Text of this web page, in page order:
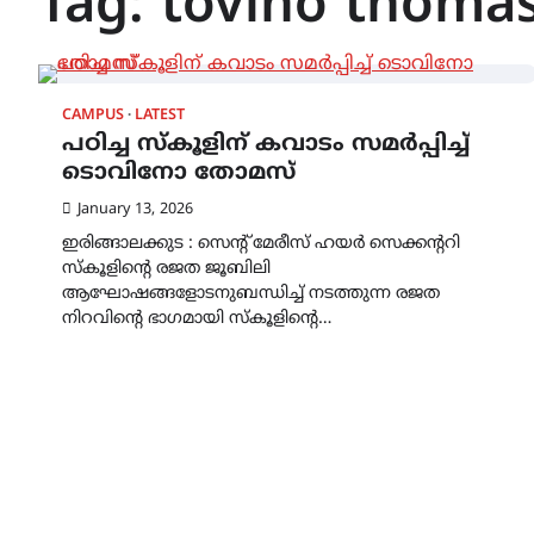
CAMPUS LATEST
പഠിച്ച സ്കൂളിന് കവാടം സമർപ്പിച്ച്
ടൊവിനോ തോമസ്
January 13, 2026
ഇരിങ്ങാലക്കുട : സെന്റ് മേരീസ് ഹയർ സെക്കന്ററി
സ്കൂളിന്റെ രജത ജൂബിലി
ആഘോഷങ്ങളോടനുബന്ധിച്ച് നടത്തുന്ന രജത
നിറവിന്റെ ഭാഗമായി സ്കൂളിന്റെ…